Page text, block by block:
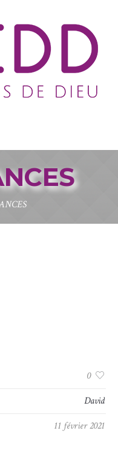
0
David
11 février 2021